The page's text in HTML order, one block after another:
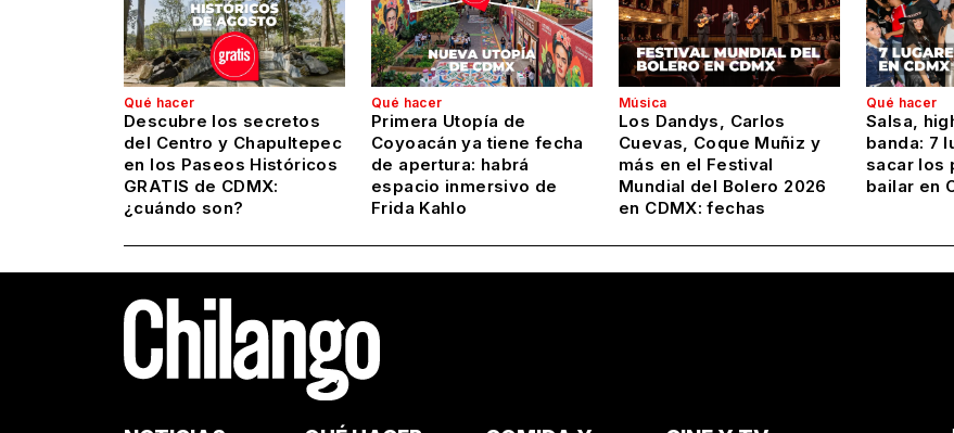
Qué hacer
Descubre los secretos
del Centro y Chapultepec
en los Paseos Históricos
GRATIS de CDMX:
¿cuándo son?
Qué hacer
Primera Utopía de
Coyoacán ya tiene fecha
de apertura: habrá
espacio inmersivo de
Frida Kahlo
Música
Los Dandys, Carlos
Cuevas, Coque Muñiz y
más en el Festival
Mundial del Bolero 2026
en CDMX: fechas
Qué hacer
Salsa,
banda: 7
sacar los
bailar en